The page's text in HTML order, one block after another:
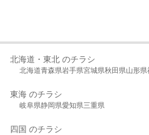
北海道・東北 のチラシ
北海道青森県岩手県宮城県秋田県山形県
東海 のチラシ
岐阜県静岡県愛知県三重県
四国 のチラシ